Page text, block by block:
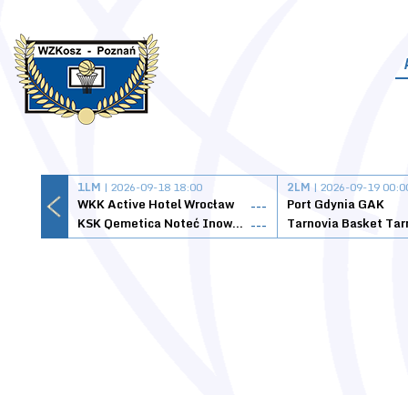
1LM | 2026-09-18 18:00
WKK Active Hotel Wrocław
---
KSK Qemetica Noteć Inowrocław ---
2LM | 2026-09-19
Port Gdynia GAK